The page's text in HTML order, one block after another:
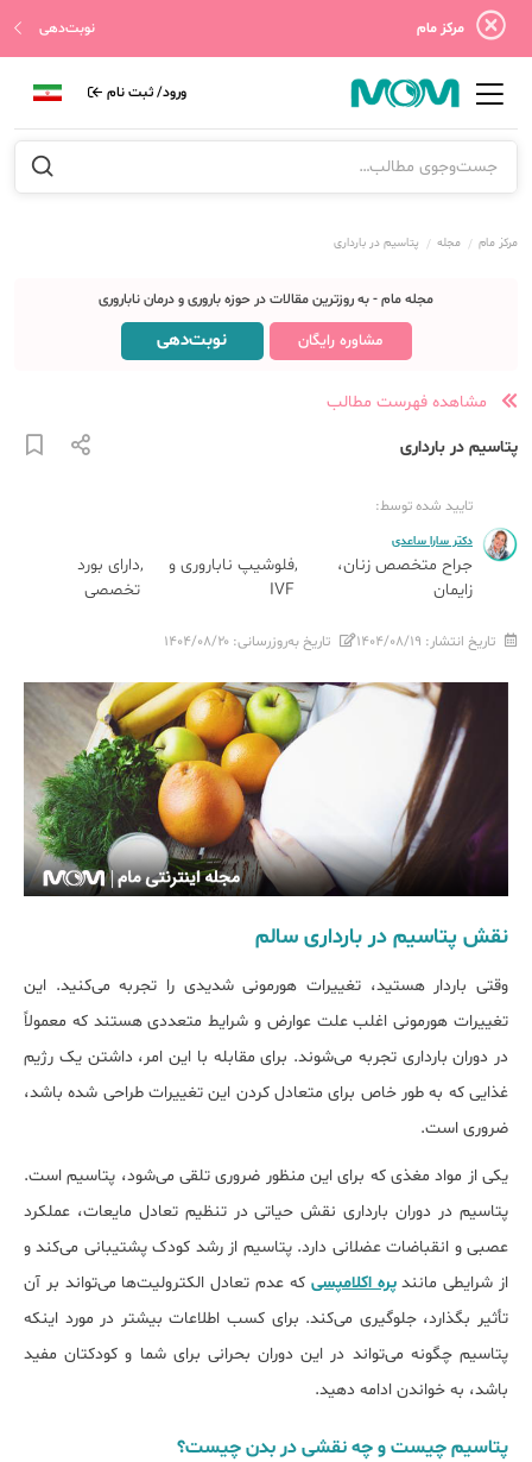
مرکز مام نوبت‌دهی
ورود/ ثبت نام
مرکز مام مجله پتاسیم در بارداری
مجله مام - به روزترین مقالات در حوزه باروری و درمان ناباروری
مشاوره رایگان نوبت‌دهی
مشاهده فهرست مطالب
پتاسیم در بارداری
تایید شده توسط:
دکتر سارا ساعدی
جراح متخصص زنان،
زایمان
فلوشیپ ناباروری و
IVF
دارای بورد
تخصصی
تاریخ انتشار: ۱۴۰۴/۰۸/۱۹ تاریخ به‌روزرسانی: ۱۴۰۴/۰۸/۲۰
نقش پتاسیم در بارداری سالم
وقتی باردار هستید، تغییرات هورمونی شدیدی را تجربه می‌کنید. این
تغییرات هورمونی اغلب علت عوارض و شرایط متعددی هستند که معمولاً
در دوران بارداری تجربه می‌شوند. برای مقابله با این امر، داشتن یک رژیم
غذایی که به طور خاص برای متعادل کردن این تغییرات طراحی شده باشد،
ضروری است.
یکی از مواد مغذی که برای این منظور ضروری تلقی می‌شود، پتاسیم است.
پتاسیم در دوران بارداری نقش حیاتی در تنظیم تعادل مایعات، عملکرد
عصبی و انقباضات عضلانی دارد. پتاسیم از رشد کودک پشتیبانی می‌کند و
از شرایطی مانندپره اکلامپسی که عدم تعادل الکترولیت‌ها می‌تواند بر آن
تأثیر بگذارد، جلوگیری می‌کند. برای کسب اطلاعات بیشتر در مورد اینکه
پتاسیم چگونه می‌تواند در این دوران بحرانی برای شما و کودکتان مفید
باشد، به خواندن ادامه دهید.
پتاسیم چیست و چه نقشی در بدن چیست؟